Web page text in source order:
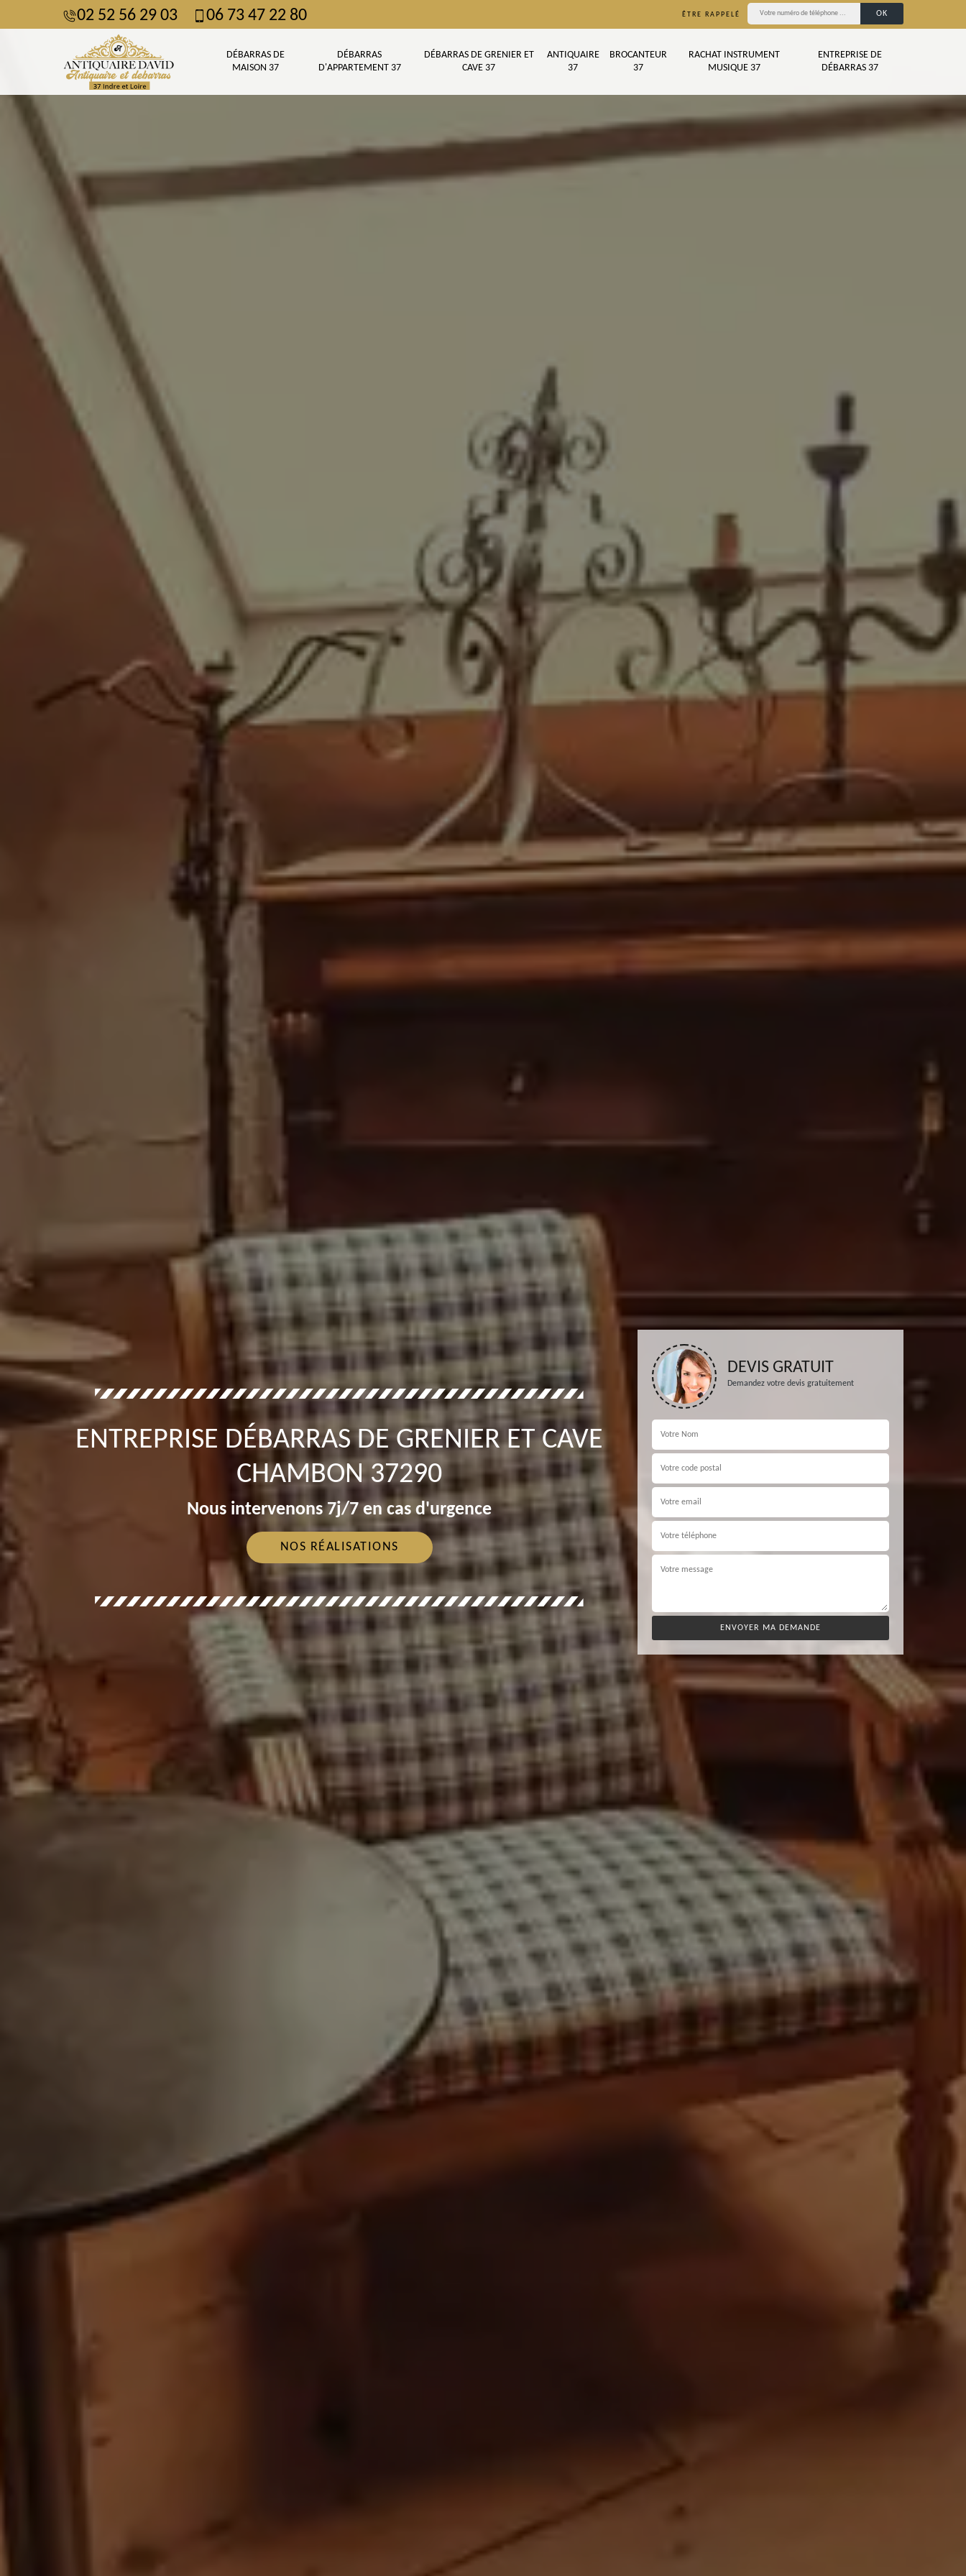
02 52 56 29 03 06 73 47 22 80 ÊTRE RAPPELÉ
DÉBARRAS DE
MAISON 37
DÉBARRAS
D'APPARTEMENT 37
DÉBARRAS DE GRENIER ET
CAVE 37
ANTIQUAIRE
37
BROCANTEUR
37
RACHAT INSTRUMENT
MUSIQUE 37
ENTREPRISE DE
DÉBARRAS 37
ENTREPRISE DÉBARRAS DE GRENIER ET CAVE
CHAMBON 37290
Nous intervenons 7j/7 en cas d'urgence
NOS RÉALISATIONS
DEVIS GRATUIT
Demandez votre devis gratuitement